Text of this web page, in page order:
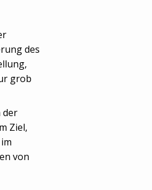
des
grob
der
Ziel,
von